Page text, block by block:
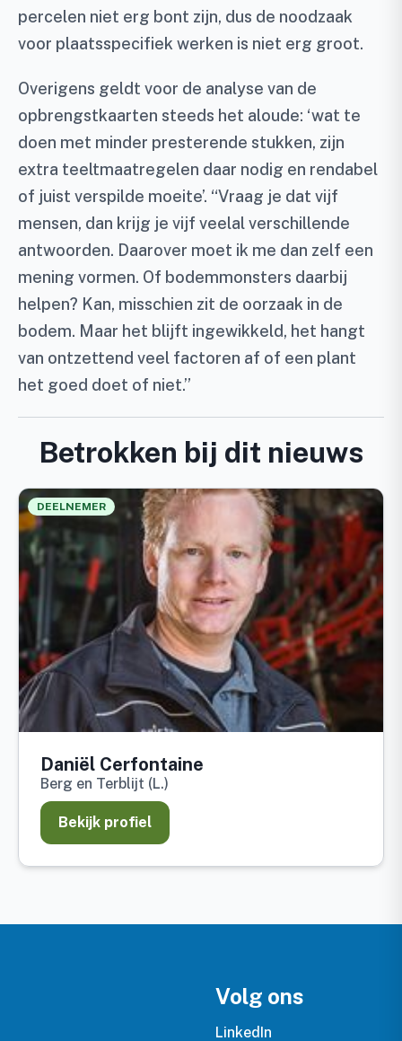
percelen niet erg bont zijn, dus de noodzaak
voor plaatsspecifiek werken is niet erg groot.
Overigens geldt voor de analyse van de
opbrengstkaarten steeds het aloude: ‘wat te
doen met minder presterende stukken, zijn
extra teeltmaatregelen daar nodig en rendabel
of juist verspilde moeite’. “Vraag je dat vijf
mensen, dan krijg je vijf veelal verschillende
antwoorden. Daarover moet ik me dan zelf een
mening vormen. Of bodemmonsters daarbij
helpen? Kan, misschien zit de oorzaak in de
bodem. Maar het blijft ingewikkeld, het hangt
van ontzettend veel factoren af of een plant
het goed doet of niet.”
Betrokken bij dit nieuws
DEELNEMER
Daniël Cerfontaine
Berg en Terblijt (L.)
Bekijk profiel
Volg ons
LinkedIn